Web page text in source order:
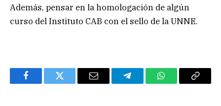
Además, pensar en la homologación de algún
curso del Instituto CAB con el sello de la UNNE.
FacebookTwitter Email TelegramWhatsAppCopy